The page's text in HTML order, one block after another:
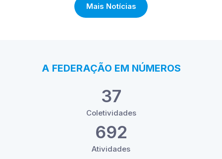
Mais Notícias
A FEDERAÇÃO EM NÚMEROS
37
Coletividades
692
Atividades